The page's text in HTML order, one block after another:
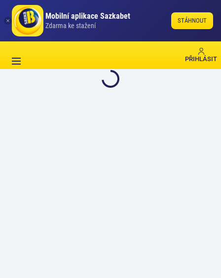
Mobilní aplikace Sazkabet
Zdarma ke stažení
STÁHNOUT
PŘIHLÁSIT